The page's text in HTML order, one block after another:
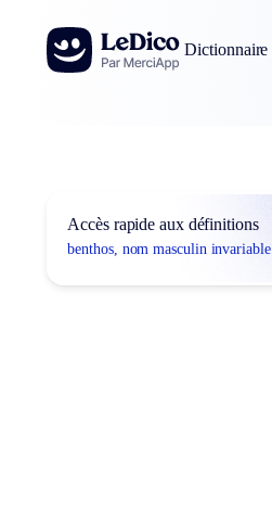
Aller au contenu
Dictionnaire
Accès rapide aux définitions
benthos, nom masculin invariable